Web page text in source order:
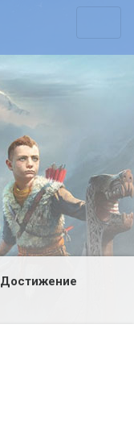
Достижение